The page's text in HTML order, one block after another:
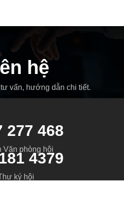
hệ
vấn, hướng dẫn chi tiết.
277 468
Văn phòng hội
4379
ký hội